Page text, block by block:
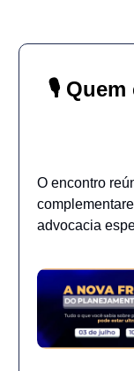
🎙️ Quem
O encontro
advocacia